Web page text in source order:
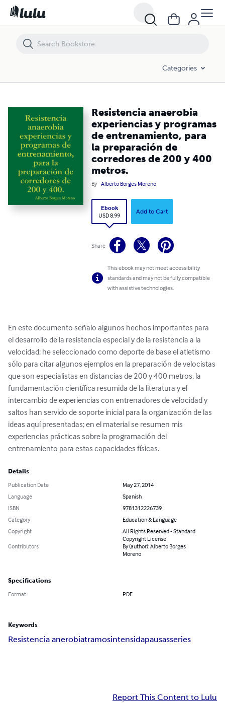
Categories
Resistencia anaerobia
experiencias y programas
de entrenamiento, para
la preparación de
corredores de 200 y 400
metros.
By Alberto Borges Moreno
Ebook
USD 8.99
Add to Cart
Share
This ebook may not meet accessibility
standards and may not be fully compatible
with assistive technologies.
En este documento señalo algunos hechos importantes para
el desarrollo de la resistencia especial y de la resistencia a la
velocidad; he seleccionado como deporte de base el atletismo
sólo para citar algunos ejemplos en la preparación de velocistas
que son especialistas en distancias de 200 y 400 metros, la
fundamentación científica resumida de la literatura y el
intercambio de experiencias con entrenadores de velocidad y
saltos han servido de soporte inicial para la organización de las
ideas aquí presentadas; en el material se resumen mis
experiencias prácticas sobre la programación del
entrenamiento para estas capacidades físicas.
Details
Publication Date
May 27, 2014
Language
Spanish
ISBN
9781312226739
Category
Education & Language
Copyright
All Rights Reserved - Standard
Copyright License
Contributors
By (author): Alberto Borges
Moreno
Specifications
Format PDF
Keywords
Resistencia anerobiatramosintensidapausasseries
Report This Content to Lulu
Resistencia anaerobia experiencias y programas de entrenamiento,